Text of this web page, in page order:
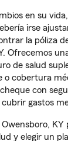
en su
irse
la póliza
Ofrecemos
de salud
o cobertura
con
gastos
y elegir un